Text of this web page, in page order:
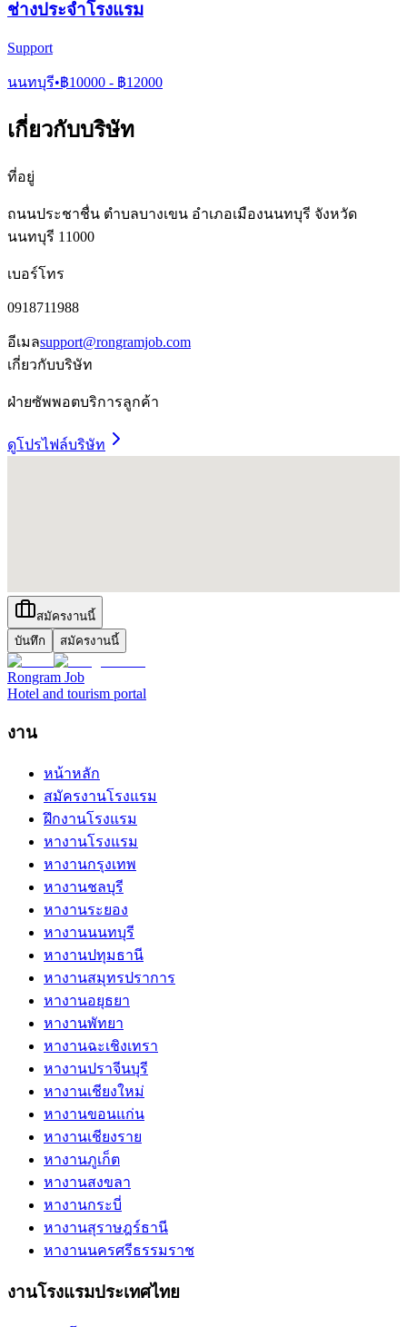
ช่างประจำโรงแรม
Support
นนทบุรี•฿10000 - ฿12000
เกี่ยวกับบริษัท
ที่อยู่
ถนนประชาชื่น ตำบลบางเขน อำเภอเมืองนนทบุรี จังหวัด
นนทบุรี 11000
เบอร์โทร
0918711988
อีเมลsupport@rongramjob.com
เกี่ยวกับบริษัท
ฝ่ายซัพพอตบริการลูกค้า
ดูโปรไฟล์บริษัท
สมัครงานนี้
บันทึก
สมัครงานนี้
Rongram Job
Hotel and tourism portal
งาน
หน้าหลัก
สมัครงานโรงแรม
ฝึกงานโรงแรม
หางานโรงแรม
หางานกรุงเทพ
หางานชลบุรี
หางานระยอง
หางานนนทบุรี
หางานปทุมธานี
หางานสมุทรปราการ
หางานอยุธยา
หางานพัทยา
หางานฉะเชิงเทรา
หางานปราจีนบุรี
หางานเชียงใหม่
หางานขอนแก่น
หางานเชียงราย
หางานภูเก็ต
หางานสงขลา
หางานกระบี่
หางานสุราษฎร์ธานี
หางานนครศรีธรรมราช
งานโรงแรมประเทศไทย